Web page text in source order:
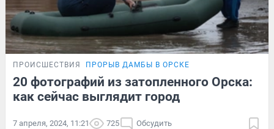
ПРОИСШЕСТВИЯ ПРОРЫВ ДАМБЫ В ОРСКЕ
20 фотографий из затопленного Орска:
как сейчас выглядит город
7 апреля, 2024, 11:21 725 Обсудить